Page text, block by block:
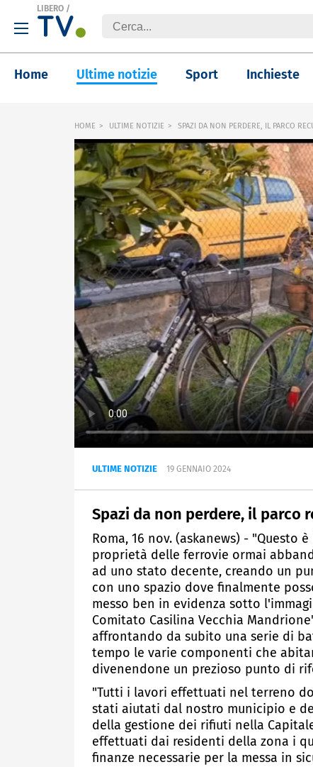
LIBERO /
Home Ultime notizie Sport Inchieste
HOME ULTIME NOTIZIE SPAZI DA NON PERDERE, IL PARCO
ULTIME NOTIZIE 19 GENNAIO 2024
Spazi da non perdere, il parco
Roma, 16 nov. (askanews) -
proprietà delle ferrovie ormai
ad uno stato decente, creando un
con uno spazio dove finalmente
messo ben in evidenza sotto
Comitato Casilina Vecchia
affrontando da subito una serie di
tempo le varie componenti che
divenendone un prezioso punto di
"Tutti i lavori effettuati nel terreno
stati aiutati dal nostro municipio e
della gestione dei rifiuti nella
effettuati dai residenti della zona i
finanze necessarie per la messa in